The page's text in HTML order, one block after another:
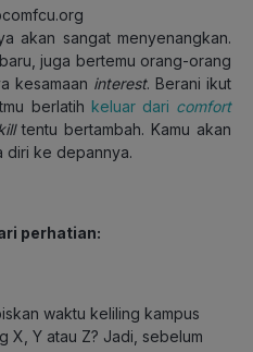
akan sangat menyenangkan.
juga bertemu orang-orang
kesamaan interest. Berani ikut
berlatih keluar dari comfort
tentu bertambah. Kamu akan
diri ke depannya.
perhatian:
waktu keliling kampus
X, Y atau Z? Jadi, sebelum